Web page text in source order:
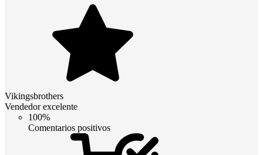
Vikingsbrothers
Vendedor excelente
100%
Comentarios positivos